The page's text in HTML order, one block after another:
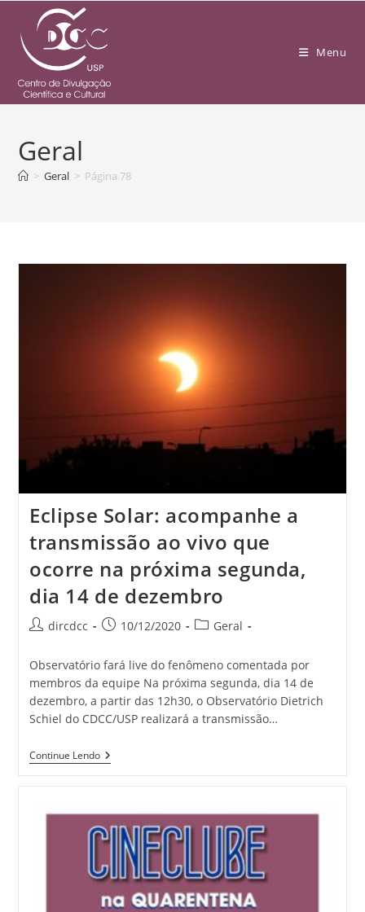
Menu
Geral
> Geral > Página 78
Eclipse Solar: acompanhe a
transmissão ao vivo que
ocorre na próxima segunda,
dia 14 de dezembro
dircdcc 10/12/2020 Geral
Observatório fará live do fenômeno comentada por
membros da equipe Na próxima segunda, dia 14 de
dezembro, a partir das 12h30, o Observatório Dietrich
Schiel do CDCC/USP realizará a transmissão…
Continue Lendo